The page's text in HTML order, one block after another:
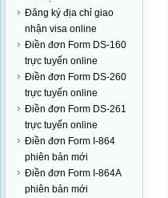
Đăng ký địa chỉ giao
nhận visa online
Điền đơn Form DS-160
trực tuyến online
Điền đơn Form DS-260
trực tuyến online
Điền đơn Form DS-261
trực tuyến online
Điền đơn Form I-864
phiên bản mới
Điền đơn Form I-864A
phiên bản mới